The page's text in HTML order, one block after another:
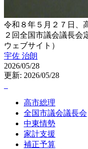
令和８年５月２７日、
２回全国市議会議長会
ウェブサイト）
宇佐 治朗
2026/05/28
更新: 2026/05/28
高市総理
全国市議会議長会
中東情勢
家計支援
補正予算